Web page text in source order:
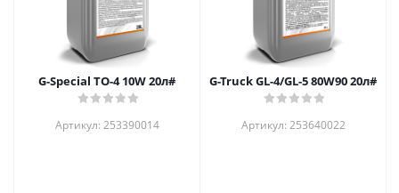
G-Special TO-4 10W 20л#
Артикул: 253390014
G-Truck GL-4/GL-5 80W90 20л#
Артикул: 253640022